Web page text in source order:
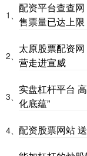
1、
配资平台查查
售票量已达上限
2、
太原股票配资网
营走进宣威
3、
实盘杠杆平台
化底蕴”
4、 配资股票网站